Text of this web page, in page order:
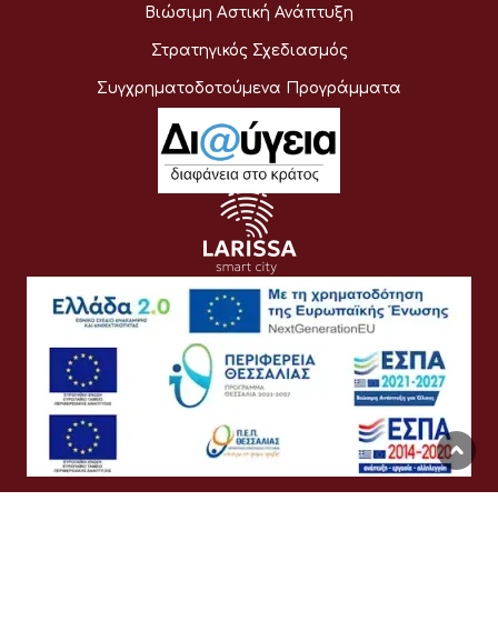
Βιώσιμη Αστική Ανάπτυξη
Στρατηγικός Σχεδιασμός
Συγχρηματοδοτούμενα Προγράμματα